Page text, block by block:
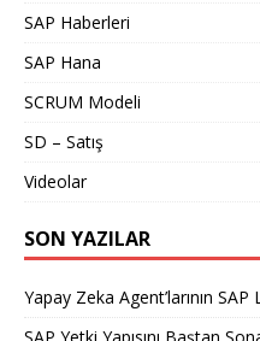
SAP Haberleri
SAP Hana
SCRUM Modeli
SD – Satış
Videolar
SON YAZILAR
Yapay Zeka Agent’larının